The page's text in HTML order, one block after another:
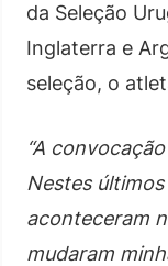
da Seleção
Inglaterra e
seleção, o
“A
Nestes
aconteceram
mudaram